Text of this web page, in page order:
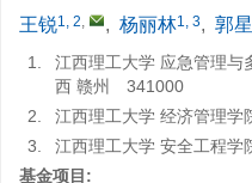
王锐1, 2, , 杨丽林1, 3, 郭
1.
江西理工大学 应急管理与
西 赣州 341000
2.
江西理工大学 经济管理
3.
江西理工大学 安全工程
基金项目: